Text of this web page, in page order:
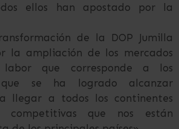
ellos han apostado por la
de la DOP Jumilla
la ampliación de los mercados
labor que corresponde a los
que se ha logrado alcanzar
llegar a todos los continentes
competitivas que nos están